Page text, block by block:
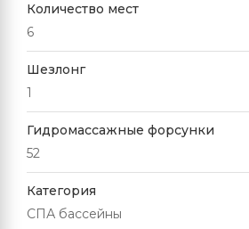
Количество мест
6
Шезлонг
1
Гидромассажные форсунки
52
Категория
СПА бассейны